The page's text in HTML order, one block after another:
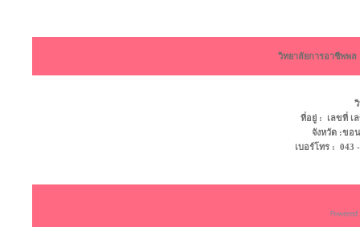
วิทยาลัยการอาชีพพ
ที่อยู่ : เลขที่ เ
จังหวัด :ข
เบอร์โทร :